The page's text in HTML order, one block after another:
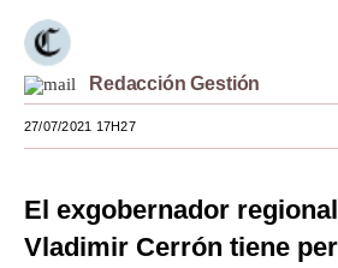
Viajes
Moda
Estilos
Mundo
EEUU
Redacción Gestión
27/07/2021 17H27
El exgobernador
Vladimir Cerrón tiene